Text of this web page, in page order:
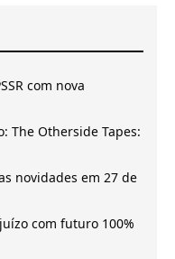
com nova
The Otherside Tapes:
novidades em 27 de
com futuro 100%